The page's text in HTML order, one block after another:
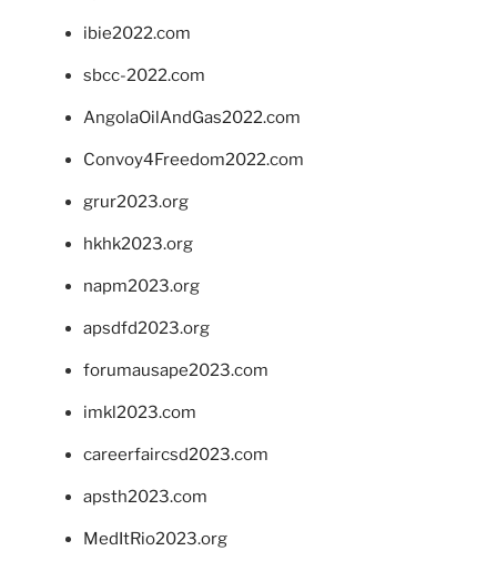
ibie2022.com
sbcc-2022.com
AngolaOilAndGas2022.com
Convoy4Freedom2022.com
grur2023.org
hkhk2023.org
napm2023.org
apsdfd2023.org
forumausape2023.com
imkl2023.com
careerfaircsd2023.com
apsth2023.com
MedItRio2023.org